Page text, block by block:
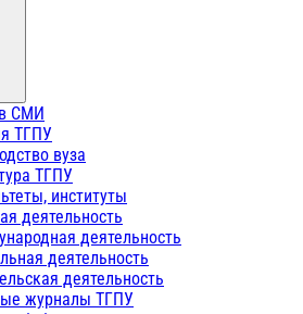
СМИ
ТГПУ
вуза
ТГПУ
институты
деятельность
деятельность
деятельность
деятельность
журналы ТГПУ